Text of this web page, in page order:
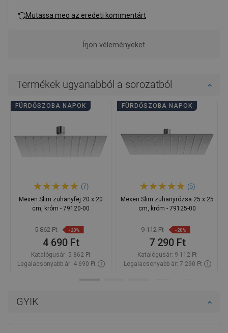
GYIK
Mutassa meg az eredeti kommentárt
Írjon véleményeket
Termékek ugyanabból a sorozatból
FÜRDŐSZOBA NAPOK
(7)
Mexen Slim zuhanyfej 20 x 20
cm, króm - 79120-00
5 862 Ft -20%
4 690 Ft
Katalógusár: 5 862 Ft
Legalacsonyabb ár: 4 690 Ft
FÜRDŐSZOBA NAPOK
(5)
Mexen Slim zuhanyrózsa 25 x 25
cm, króm - 79125-00
9 112 Ft -20%
7 290 Ft
Katalógusár: 9 112 Ft
Legalacsonyabb ár: 7 290 Ft